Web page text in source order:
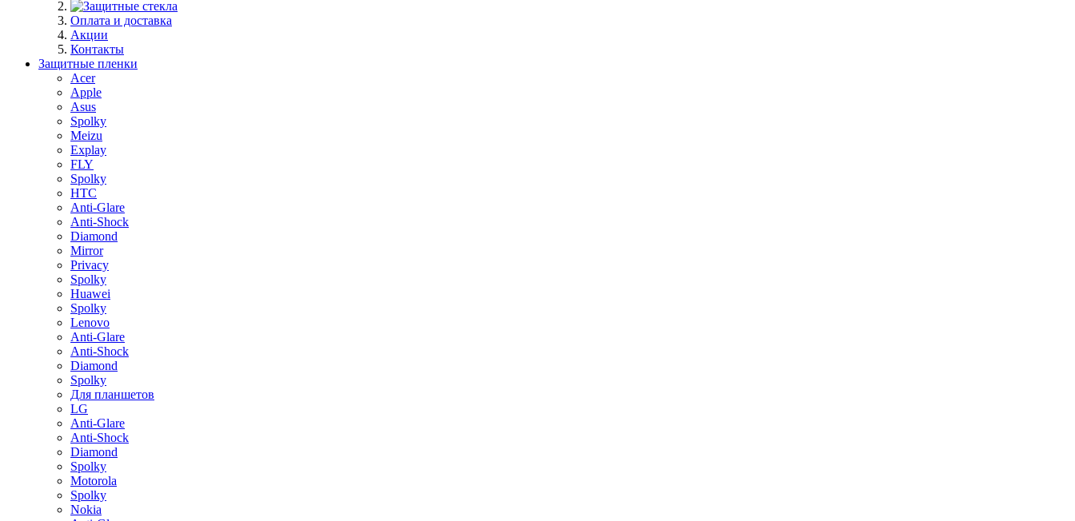
Оплата и доставка
Акции
Контакты
Защитные пленки
Acer
Apple
Asus
Spolky
Meizu
Explay
FLY
Spolky
HTC
Anti-Glare
Anti-Shock
Diamond
Mirror
Privacy
Spolky
Huawei
Spolky
Lenovo
Anti-Glare
Anti-Shock
Diamond
Spolky
Для планшетов
LG
Anti-Glare
Anti-Shock
Diamond
Spolky
Motorola
Spolky
Nokia